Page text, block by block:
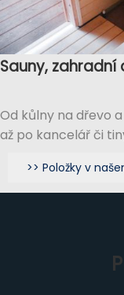
Sauny,
Od kůlny na dřevo
až po kancelář či
>> Položky v